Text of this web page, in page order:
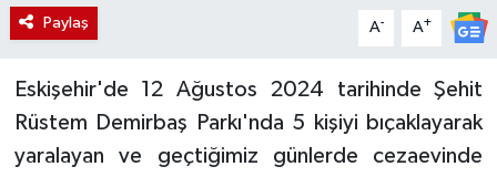
Paylaş A- A+
Eskişehir'de 12 Ağustos 2024 tarihinde Şehit
Rüstem Demirbaş Parkı'nda 5 kişiyi bıçaklayarak
yaralayan ve geçtiğimiz günlerde cezaevinde